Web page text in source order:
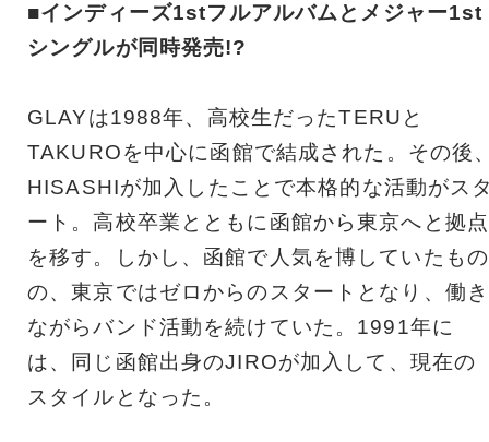
■インディーズ1stフルアルバムとメジャー1st
シングルが同時発売!?
GLAYは1988年、高校生だったTERUと
TAKUROを中心に函館で結成された。その後
HISASHIが加入したことで本格的な活動がス
ート。高校卒業とともに函館から東京へと拠点
を移す。しかし、函館で人気を博していたもの
の、東京ではゼロからのスタートとなり、働き
ながらバンド活動を続けていた。1991年に
は、同じ函館出身のJIROが加入して、現在の
スタイルとなった。